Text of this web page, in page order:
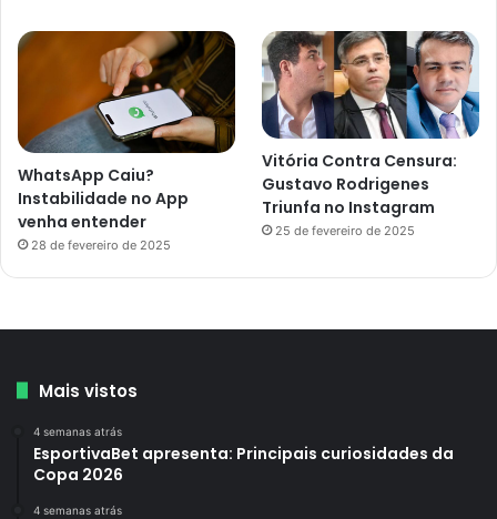
WhatsApp Caiu?
Instabilidade no App
venha entender
28 de fevereiro de 2025
Vitória Contra Censura:
Gustavo Rodrigenes
Triunfa no Instagram
25 de fevereiro de 2025
Mais vistos
4 semanas atrás
EsportivaBet apresenta: Principais curiosidades da
Copa 2026
4 semanas atrás